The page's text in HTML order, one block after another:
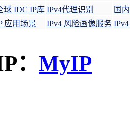
球 IDC IP库 IPv4代理识别
国
应用场景 IPv4 风险画像服务
： MyIP